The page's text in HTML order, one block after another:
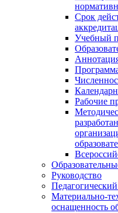
Срок
Учебный
Рабочие
Руководство
Педагогический
Материально-
оснащенность